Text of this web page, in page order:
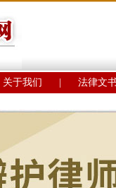
关于我们 法律文